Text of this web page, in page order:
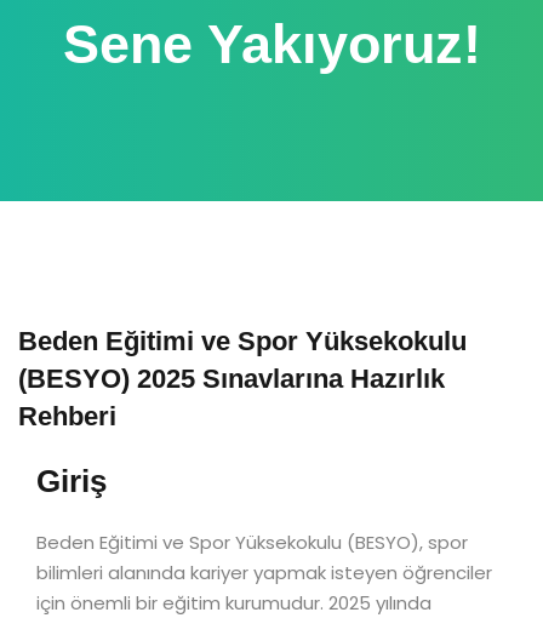
Sene Yakıyoruz!
Beden Eğitimi ve Spor Yüksekokulu
(BESYO) 2025 Sınavlarına Hazırlık
Rehberi
Giriş
Beden Eğitimi ve Spor Yüksekokulu (BESYO), spor
bilimleri alanında kariyer yapmak isteyen öğrenciler
için önemli bir eğitim kurumudur. 2025 yılında